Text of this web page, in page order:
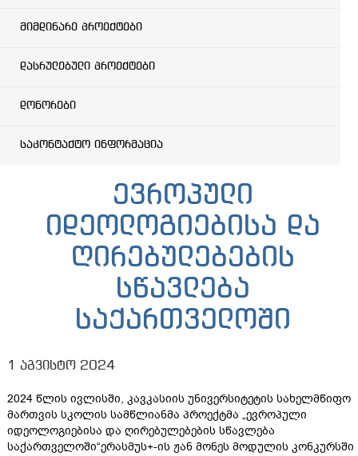
მიმდინარე პროექტები
დასრულებული პროექტები
დონორები
საკონტაქტო ინფორმაცია
ევროპული
იდეოლოგიებისა და
ღირებულებების
სწავლება
საქართველოში
1 აგვისტო 2024
2024 წლის ივლისში, კავკასიის უნივერსიტეტის სახელმწიფო
მართვის სკოლის სამწლიანმა პროექტმა „ევროპული
იდეოლოგიებისა და ღირებულებების სწავლება
საქართველოში“ერასმუს+-ის ჟან მონეს მოდულის კონკურსში